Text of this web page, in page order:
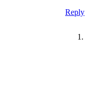
Reply